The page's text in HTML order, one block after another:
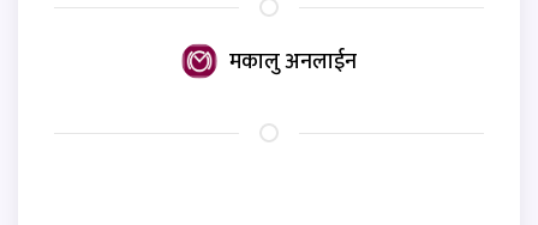
मकालु अनलाईन